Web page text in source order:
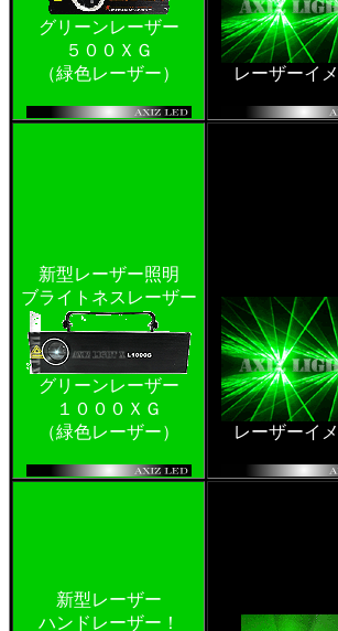
グリーンレーザー
５００ＸＧ
（緑色レーザー）
レーザーイ
新型レーザー照明
ブライトネスレーザー
グリーンレーザー
１０００ＸＧ
（緑色レーザー）
レーザーイ
新型レーザー
ハンドレーザー！